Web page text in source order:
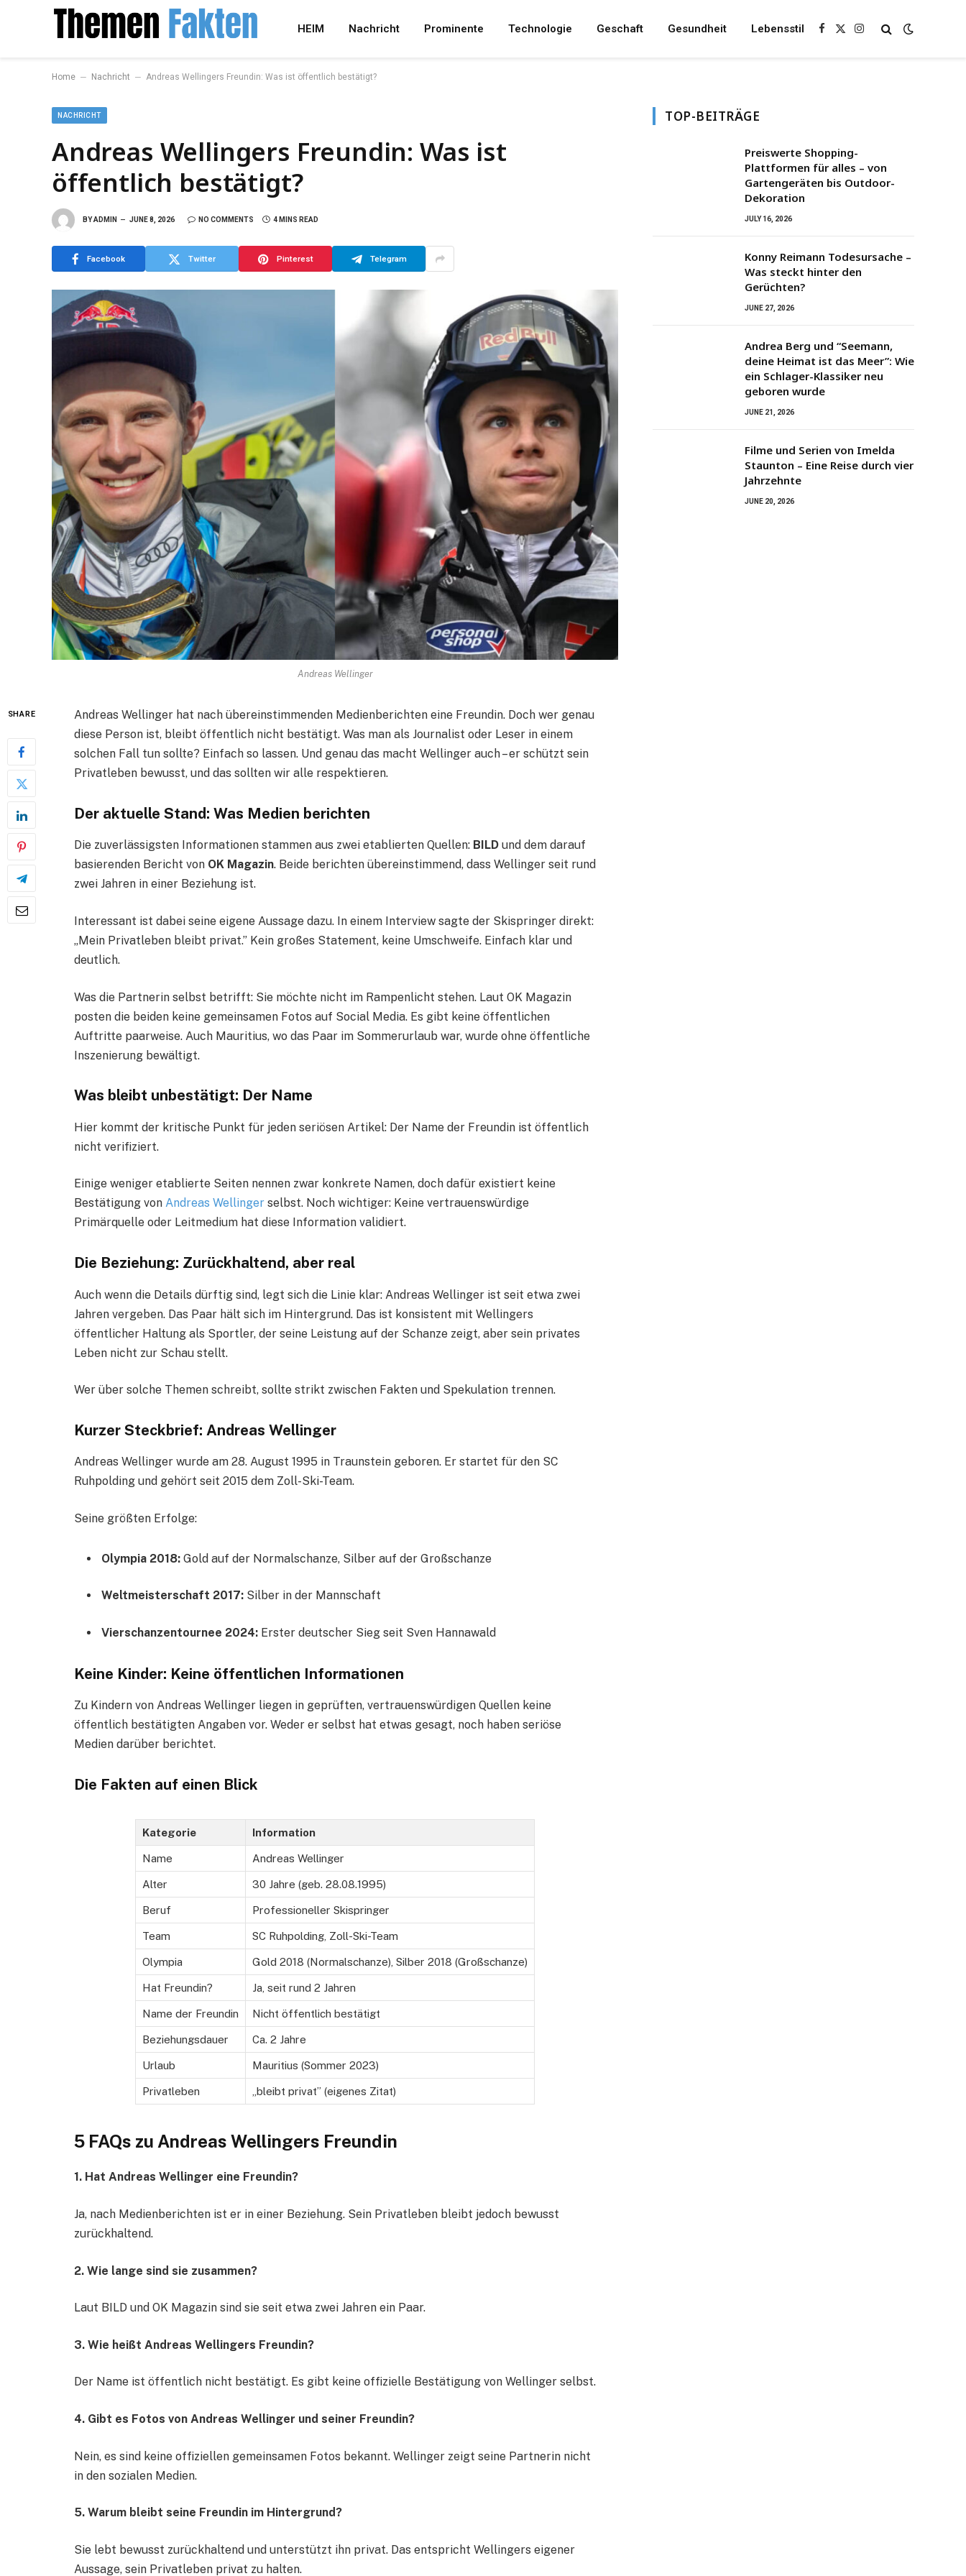
HEIM Nachricht Prominente Technologie Geschaft Gesundheit Lebensstil Facebook
X
Instagram
Home – Nachricht – Andreas Wellingers Freundin: Was ist öffentlich bestätigt?
NACHRICHT
Andreas Wellingers Freundin: Was ist
öffentlich bestätigt?
BYADMIN JUNE 8, 2026 NO COMMENTS 4 MINS READ
Facebook Twitter Pinterest Telegram
Andreas Wellinger
SHARE
Andreas Wellinger hat nach übereinstimmenden Medienberichten eine Freundin. Doch wer genau
diese Person ist, bleibt öffentlich nicht bestätigt. Was man als Journalist oder Leser in einem
solchen Fall tun sollte? Einfach so lassen. Und genau das macht Wellinger auch – er schützt sein
Privatleben bewusst, und das sollten wir alle respektieren.
Der aktuelle Stand: Was Medien berichten
Die zuverlässigsten Informationen stammen aus zwei etablierten Quellen: BILD und dem darauf
basierenden Bericht von OK Magazin. Beide berichten übereinstimmend, dass Wellinger seit rund
zwei Jahren in einer Beziehung ist.
Interessant ist dabei seine eigene Aussage dazu. In einem Interview sagte der Skispringer direkt:
„Mein Privatleben bleibt privat.” Kein großes Statement, keine Umschweife. Einfach klar und
deutlich.
Was die Partnerin selbst betrifft: Sie möchte nicht im Rampenlicht stehen. Laut OK Magazin
posten die beiden keine gemeinsamen Fotos auf Social Media. Es gibt keine öffentlichen
Auftritte paarweise. Auch Mauritius, wo das Paar im Sommerurlaub war, wurde ohne öffentliche
Inszenierung bewältigt.
Was bleibt unbestätigt: Der Name
Hier kommt der kritische Punkt für jeden seriösen Artikel: Der Name der Freundin ist öffentlich
nicht verifiziert.
Einige weniger etablierte Seiten nennen zwar konkrete Namen, doch dafür existiert keine
Bestätigung von Andreas Wellinger selbst. Noch wichtiger: Keine vertrauenswürdige
Primärquelle oder Leitmedium hat diese Information validiert.
Die Beziehung: Zurückhaltend, aber real
Auch wenn die Details dürftig sind, legt sich die Linie klar: Andreas Wellinger ist seit etwa zwei
Jahren vergeben. Das Paar hält sich im Hintergrund. Das ist konsistent mit Wellingers
öffentlicher Haltung als Sportler, der seine Leistung auf der Schanze zeigt, aber sein privates
Leben nicht zur Schau stellt.
Wer über solche Themen schreibt, sollte strikt zwischen Fakten und Spekulation trennen.
Kurzer Steckbrief: Andreas Wellinger
Andreas Wellinger wurde am 28. August 1995 in Traunstein geboren. Er startet für den SC
Ruhpolding und gehört seit 2015 dem Zoll-Ski-Team.
Seine größten Erfolge:
Olympia 2018: Gold auf der Normalschanze, Silber auf der Großschanze
Weltmeisterschaft 2017: Silber in der Mannschaft
Vierschanzentournee 2024: Erster deutscher Sieg seit Sven Hannawald
Keine Kinder: Keine öffentlichen Informationen
Zu Kindern von Andreas Wellinger liegen in geprüften, vertrauenswürdigen Quellen keine
öffentlich bestätigten Angaben vor. Weder er selbst hat etwas gesagt, noch haben seriöse
Medien darüber berichtet.
Die Fakten auf einen Blick
Kategorie Information
Name Andreas Wellinger
Alter 30 Jahre (geb. 28.08.1995)
Beruf Professioneller Skispringer
Team SC Ruhpolding, Zoll-Ski-Team
Olympia Gold 2018 (Normalschanze), Silber 2018 (Großschanze)
Hat Freundin? Ja, seit rund 2 Jahren
Name der Freundin Nicht öffentlich bestätigt
Beziehungsdauer Ca. 2 Jahre
Urlaub Mauritius (Sommer 2023)
Privatleben „bleibt privat” (eigenes Zitat)
5 FAQs zu Andreas Wellingers Freundin
1. Hat Andreas Wellinger eine Freundin?
Ja, nach Medienberichten ist er in einer Beziehung. Sein Privatleben bleibt jedoch bewusst
zurückhaltend.
2. Wie lange sind sie zusammen?
Laut BILD und OK Magazin sind sie seit etwa zwei Jahren ein Paar.
3. Wie heißt Andreas Wellingers Freundin?
Der Name ist öffentlich nicht bestätigt. Es gibt keine offizielle Bestätigung von Wellinger selbst.
4. Gibt es Fotos von Andreas Wellinger und seiner Freundin?
Nein, es sind keine offiziellen gemeinsamen Fotos bekannt. Wellinger zeigt seine Partnerin nicht
in den sozialen Medien.
5. Warum bleibt seine Freundin im Hintergrund?
Sie lebt bewusst zurückhaltend und unterstützt ihn privat. Das entspricht Wellingers eigener
Aussage, sein Privatleben privat zu halten.
TOP-BEITRÄGE
Preiswerte Shopping-
Plattformen für alles – von
Gartengeräten bis Outdoor-
Dekoration
JULY 16, 2026
Konny Reimann Todesursache –
Was steckt hinter den
Gerüchten?
JUNE 27, 2026
Andrea Berg und “Seemann,
deine Heimat ist das Meer”: Wie
ein Schlager-Klassiker neu
geboren wurde
JUNE 21, 2026
Filme und Serien von Imelda
Staunton – Eine Reise durch vier
Jahrzehnte
JUNE 20, 2026